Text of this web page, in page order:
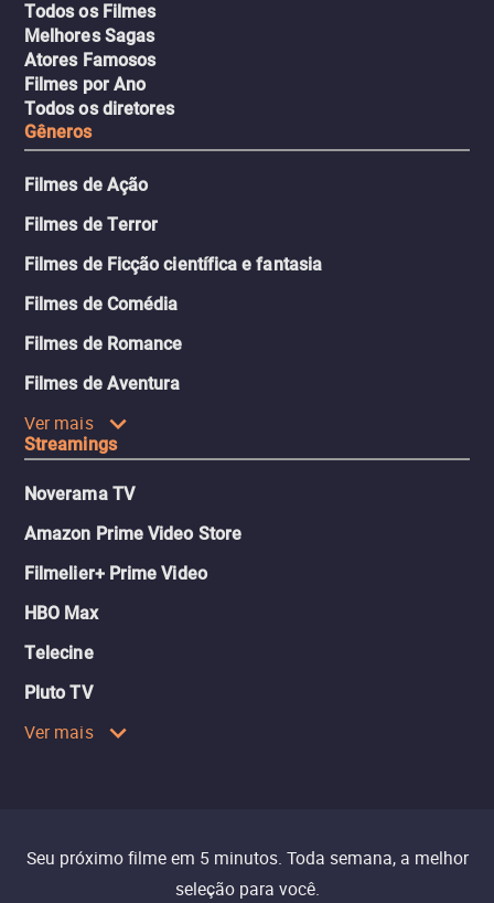
Todos os Filmes
Melhores Sagas
Atores Famosos
Filmes por Ano
Todos os diretores
Gêneros
Filmes de Ação
Filmes de Terror
Filmes de Ficção científica e fantasia
Filmes de Comédia
Filmes de Romance
Filmes de Aventura
Ver mais
Streamings
Noverama TV
Amazon Prime Video Store
Filmelier+ Prime Video
HBO Max
Telecine
Pluto TV
Ver mais
Seu próximo filme em 5 minutos. Toda semana, a melhor
seleção para você.